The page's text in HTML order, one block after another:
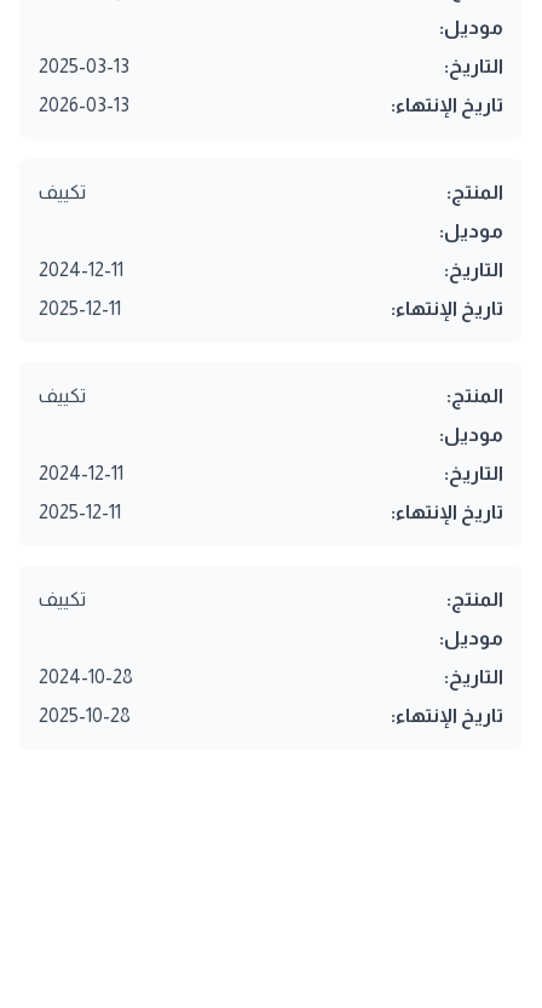
موديل:
التاريخ:
2025-03-13
تاريخ الإنتهاء:
2026-03-13
المنتج:
تكييف
موديل:
التاريخ:
2024-12-11
تاريخ الإنتهاء:
2025-12-11
المنتج:
تكييف
موديل:
التاريخ:
2024-12-11
تاريخ الإنتهاء:
2025-12-11
المنتج:
تكييف
موديل:
التاريخ:
2024-10-28
تاريخ الإنتهاء:
2025-10-28